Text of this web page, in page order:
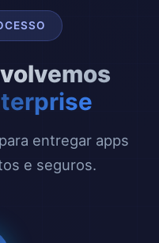
entregar apps
e seguros.